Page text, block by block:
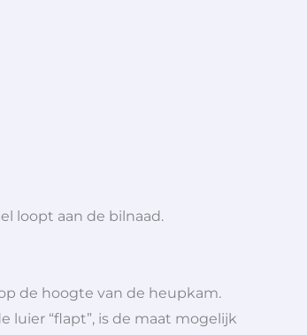
loopt aan de bilnaad.
de hoogte van de heupkam.
luier “flapt”, is de maat mogelijk